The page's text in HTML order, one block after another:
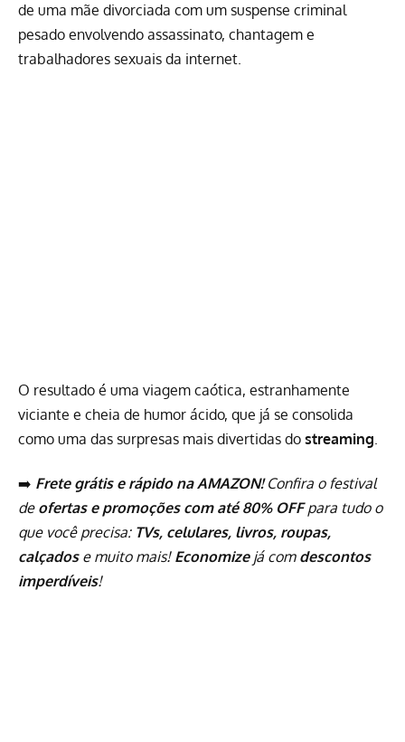
de uma mãe divorciada com um suspense criminal
pesado envolvendo assassinato, chantagem e
trabalhadores sexuais da internet.
O resultado é uma viagem caótica, estranhamente
viciante e cheia de humor ácido, que já se consolida
como uma das surpresas mais divertidas do streaming
➡️ Frete grátis e rápido na AMAZON!Confira o festival
de ofertas e promoções com até 80% OFFpara tudo o
que você precisa: TVs, celulares, livros, roupas,
calçadose muito mais! Economizejá com descontos
imperdíveis!